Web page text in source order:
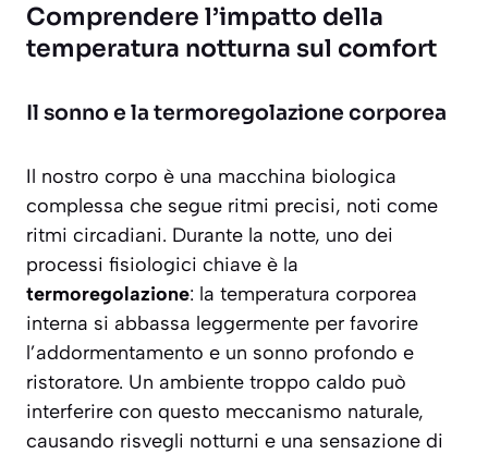
Comprendere l’impatto della
temperatura notturna sul comfort
Il sonno e la termoregolazione corporea
Il nostro corpo è una macchina biologica
complessa che segue ritmi precisi, noti come
ritmi circadiani. Durante la notte, uno dei
processi fisiologici chiave è la
termoregolazione: la temperatura corporea
interna si abbassa leggermente per favorire
l’addormentamento e un sonno profondo e
ristoratore. Un ambiente troppo caldo può
interferire con questo meccanismo naturale,
causando risvegli notturni e una sensazione di